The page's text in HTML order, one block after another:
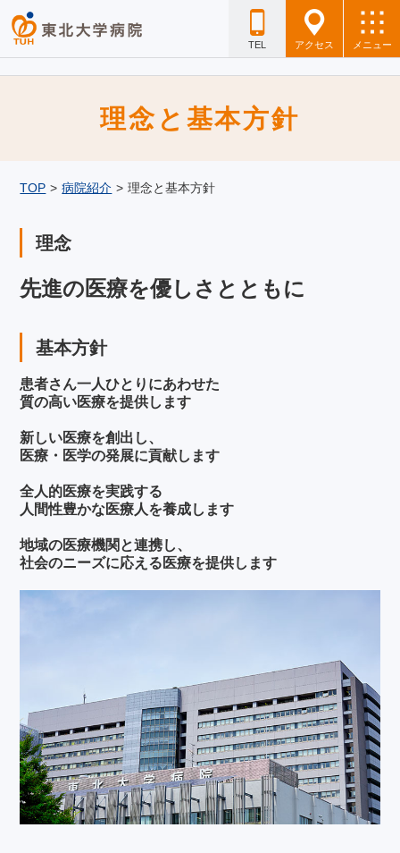
TEL アクセス メニュー
理念と基本方針
TOP > 病院紹介 > 理念と基本方針
理念
先進の医療を優しさとともに
基本方針
患者さん一人ひとりにあわせた
質の高い医療を提供します
新しい医療を創出し、
医療・医学の発展に貢献します
全人的医療を実践する
人間性豊かな医療人を養成します
地域の医療機関と連携し、
社会のニーズに応える医療を提供します